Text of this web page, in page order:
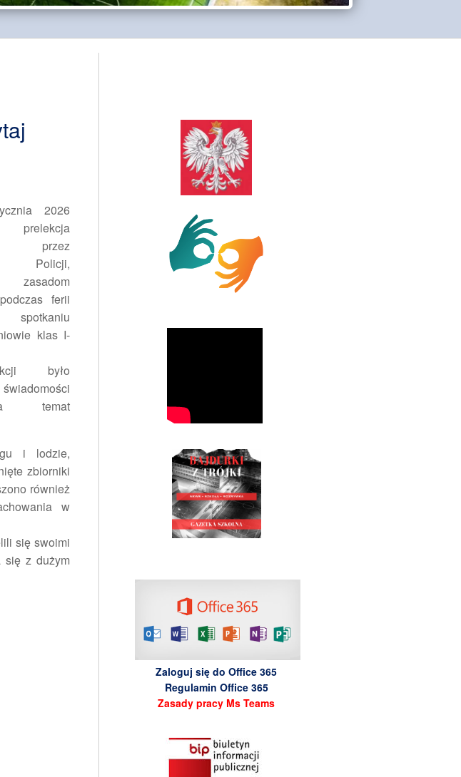
2026
przez
Policji,
ferii
klas I-
było
temat
i lodzie,
zbiorniki
również
w
się swoimi
się z dużym
Zaloguj się do Office 365
Regulamin Office 365
Zasady pracy Ms Teams